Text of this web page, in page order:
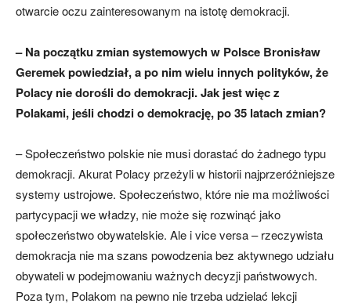
otwarcie oczu zainteresowanym na istotę demokracji.
– Na początku zmian systemowych w Polsce Bronisław
Geremek powiedział, a po nim wielu innych polityków, że
Polacy nie dorośli do demokracji. Jak jest więc z
Polakami, jeśli chodzi o demokrację, po 35 latach zmian?
– Społeczeństwo polskie nie musi dorastać do żadnego typu
demokracji. Akurat Polacy przeżyli w historii najprzeróżniejsze
systemy ustrojowe. Społeczeństwo, które nie ma możliwości
partycypacji we władzy, nie może się rozwinąć jako
społeczeństwo obywatelskie. Ale i vice versa – rzeczywista
demokracja nie ma szans powodzenia bez aktywnego udziału
obywateli w podejmowaniu ważnych decyzji państwowych.
Poza tym, Polakom na pewno nie trzeba udzielać lekcji